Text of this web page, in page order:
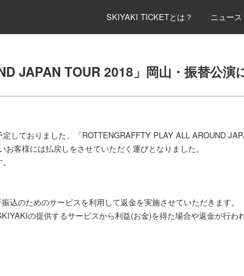
SKIYAKI TICKETとは？ ニュース
JAPAN TOUR 2018」岡山・振替公
しておりました、「ROTTENGRAFFTY PLAY ALL AROUND
客様には払戻しをさせていただく運びとなりました。
のためのサービスを利用して返金を実施させていただきます。
の提供するサービスから利益(お金)を得た場合や返金が行わ